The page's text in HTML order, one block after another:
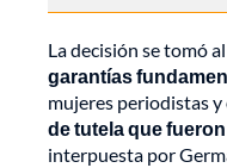
La decisión se tomó
garantías
mujeres periodistas
de tutela que
interpuesta por